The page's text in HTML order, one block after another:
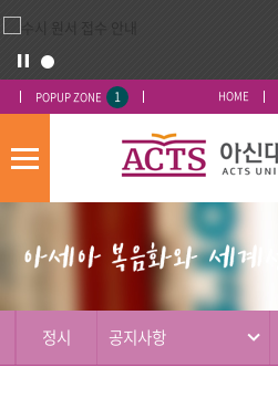
POPUP ZONE 1 HOME
모
뉴
정시 공지사항